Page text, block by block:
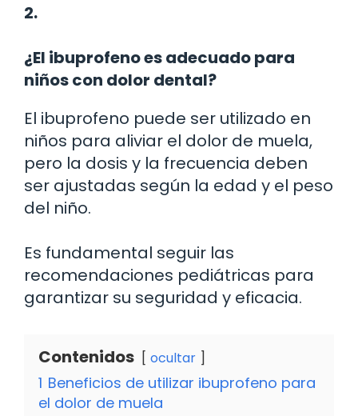
2.
¿El ibuprofeno es adecuado para
niños con dolor dental?
El ibuprofeno puede ser utilizado en
niños para aliviar el dolor de muela,
pero la dosis y la frecuencia deben
ser ajustadas según la edad y el peso
del niño.
Es fundamental seguir las
recomendaciones pediátricas para
garantizar su seguridad y eficacia.
Contenidos ocultar
1 Beneficios de utilizar ibuprofeno para
el dolor de muela